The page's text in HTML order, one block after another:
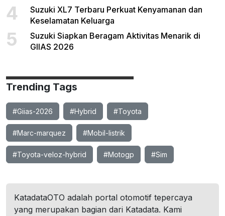
4
Suzuki XL7 Terbaru Perkuat Kenyamanan dan
Keselamatan Keluarga
5
Suzuki Siapkan Beragam Aktivitas Menarik di
GIIAS 2026
Trending Tags
#Giias-2026 #Hybrid #Toyota
#Marc-marquez #Mobil-listrik
#Toyota-veloz-hybrid #Motogp #Sim
KatadataOTO adalah portal otomotif tepercaya
yang merupakan bagian dari Katadata. Kami